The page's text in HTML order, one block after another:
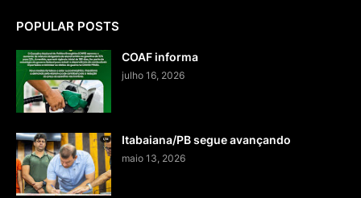
POPULAR POSTS
COAF informa
julho 16, 2026
Itabaiana/PB segue avançando
maio 13, 2026